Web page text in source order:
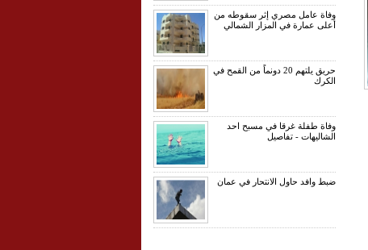
وفاة عامل مصري إثر سقوطه من
أعلى عمارة في المزار الشمالي
حريق يلتهم 20 دونماً من القمح في
الكرك
وفاة طفلة غرقا في مسبح احد
الشاليهات - تفاصيل
ضبط وافد حاول الانتحار في عمان